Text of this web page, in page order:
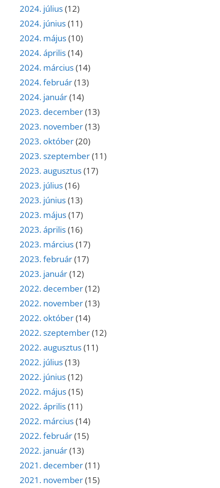
2024. július(12)
2024. június(11)
2024. május(10)
2024. április(14)
2024. március(14)
2024. február(13)
2024. január(14)
2023. december(13)
2023. november(13)
2023. október(20)
2023. szeptember(11)
2023. augusztus(17)
2023. július(16)
2023. június(13)
2023. május(17)
2023. április(16)
2023. március(17)
2023. február(17)
2023. január(12)
2022. december(12)
2022. november(13)
2022. október(14)
2022. szeptember(12)
2022. augusztus(11)
2022. július(13)
2022. június(12)
2022. május(15)
2022. április(11)
2022. március(14)
2022. február(15)
2022. január(13)
2021. december(11)
2021. november(15)